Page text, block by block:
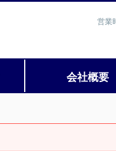
営業
会社概要